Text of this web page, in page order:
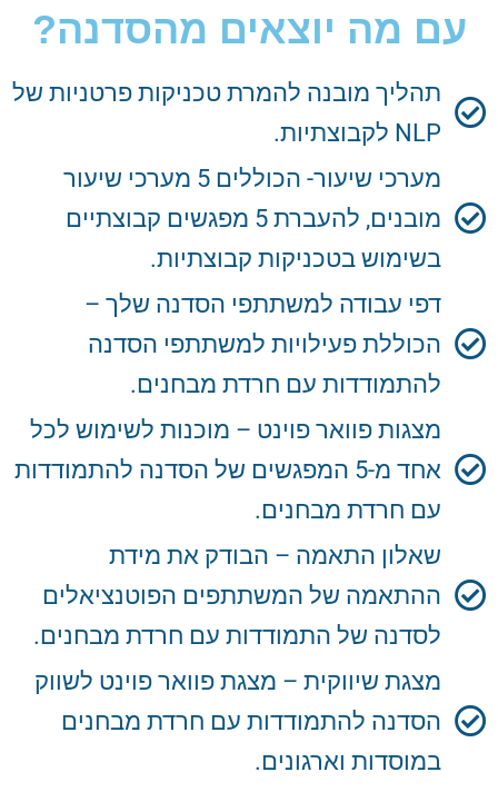
עם מה יוצאים מהסדנה?
תהליך מובנה להמרת טכניקות פרטניות של
NLP לקבוצתיות.
מערכי שיעור- הכוללים 5 מערכי שיעור
מובנים, להעברת 5 מפגשים קבוצתיים
בשימוש בטכניקות קבוצתיות.
דפי עבודה למשתתפי הסדנה שלך –
הכוללת פעילויות למשתתפי הסדנה
להתמודדות עם חרדת מבחנים.
מצגות פוואר פוינט – מוכנות לשימוש לכל
אחד מ-5 המפגשים של הסדנה להתמודדות
עם חרדת מבחנים.
שאלון התאמה – הבודק את מידת
ההתאמה של המשתתפים הפוטנציאלים
לסדנה של התמודדות עם חרדת מבחנים.
מצגת שיווקית – מצגת פוואר פוינט לשווק
הסדנה להתמודדות עם חרדת מבחנים
במוסדות וארגונים.